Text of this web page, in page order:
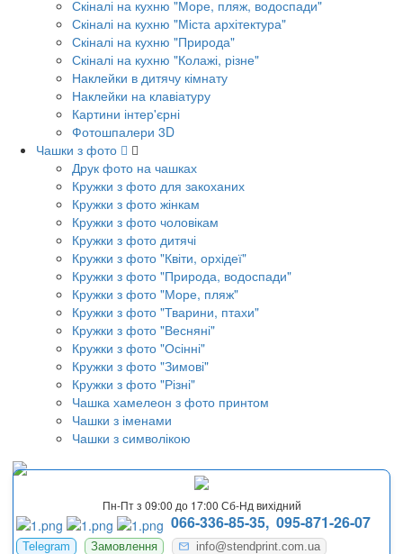
Скіналі на кухню "Море, пляж, водоспади"
Скіналі на кухню "Міста архітектура"
Скіналі на кухню "Природа"
Скіналі на кухню "Колажі, різне"
Наклейки в дитячу кімнату
Наклейки на клавіатуру
Картини інтер'єрні
Фотошпалери 3D
Чашки з фото
Друк фото на чашках
Кружки з фото для закоханих
Кружки з фото жінкам
Кружки з фото чоловікам
Кружки з фото дитячі
Кружки з фото "Квіти, орхідеї"
Кружки з фото "Природа, водоспади"
Кружки з фото "Море, пляж"
Кружки з фото "Тварини, птахи"
Кружки з фото "Весняні"
Кружки з фото "Осінні"
Кружки з фото "Зимові"
Кружки з фото "Різні"
Чашка хамелеон з фото принтом
Чашки з іменами
Чашки з символікою
Пн-Пт з 09:00 до 17:00 Сб-Нд вихідний
066-336-85-35, 095-871-26-07
Telegram Замовлення info@stendprint.com.ua